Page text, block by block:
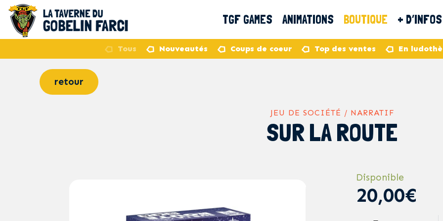
TGF GAMES ANIMATIONS BOUTIQUE + D’INFOS
Tous Nouveautés Coups de coeur Top des ventes En
retour
JEU DE SOCIÉTÉ / NARRATIF
SUR LA ROUTE
Disponible
20,00€